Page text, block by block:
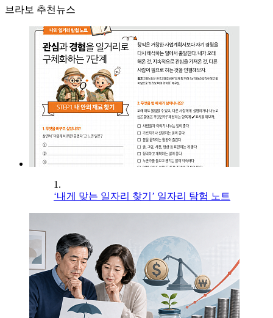
브라보 추천뉴스
1.
‘내게 맞는 일자리 찾기’ 일자리 탐험 노트